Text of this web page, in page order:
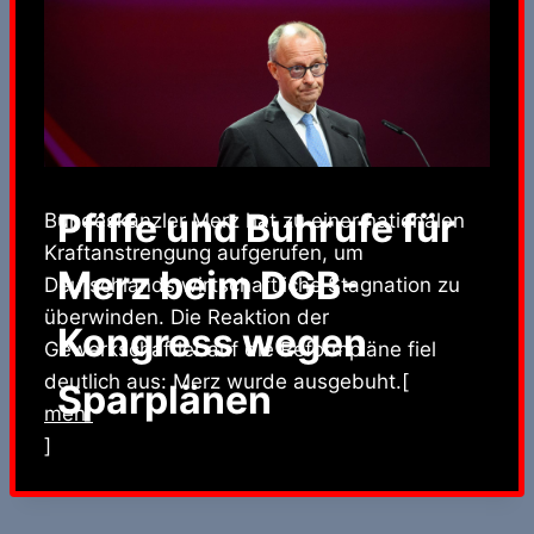
Pfiffe und Buhrufe für
Merz beim DGB-
Kongress wegen
Sparplänen
Bundeskanzler Merz hat zu einer nationalen
Kraftanstrengung aufgerufen, um
Deutschlands wirtschaftliche Stagnation zu
überwinden. Die Reaktion der
Gewerkschaftler auf die Reformpläne fiel
deutlich aus: Merz wurde ausgebuht.[
mehr
]